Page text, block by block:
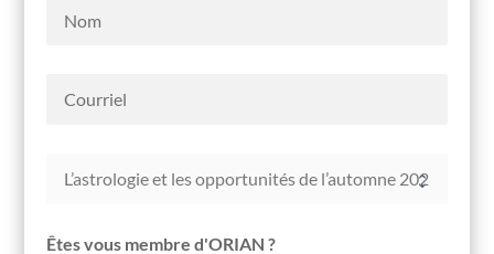
Êtes vous membre d'ORIAN ?